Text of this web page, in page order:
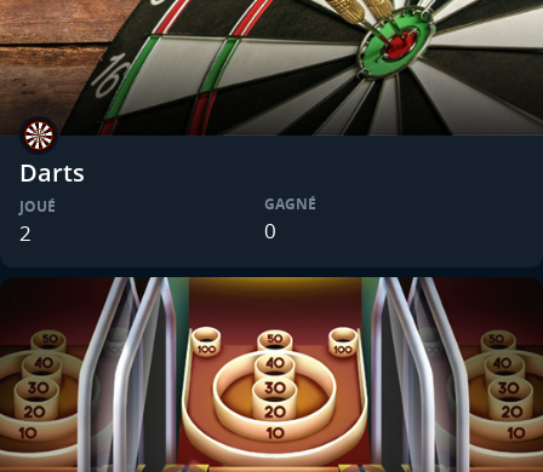
Darts
JOUÉ
2
GAGNÉ
0